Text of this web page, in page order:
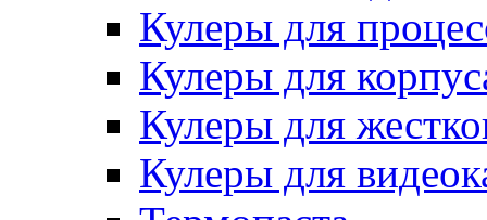
Кулеры для
Кулеры для
Кулеры для
Кулеры для